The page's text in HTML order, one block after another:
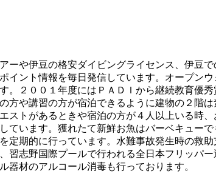
や伊豆の格安ダイビングライセンス、伊豆
ント情報を毎日発信しています。オープン
２００１年度にはＰＡＤＩから継続教育優
や講習の方が宿泊できるように建物の２階
トがあるときや宿泊の方が４人以上いる時
います。獲れたて新鮮お魚はバーベキュー
期的に行っています。水難事故発生時の救
志野国際プールで行われる全日本フリッパ
材のアルコール消毒も行っております。